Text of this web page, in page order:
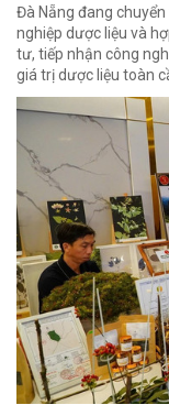
Đà Nẵng đang
nghiệp dược liệu và
tư, tiếp nhận công
giá trị dược liệu toàn